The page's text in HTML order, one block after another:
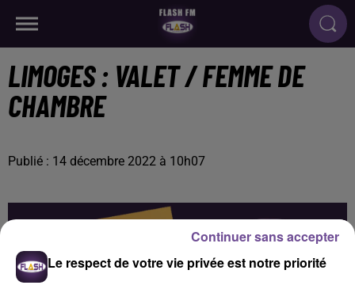
LIMOGES : VALET / FEMME DE
CHAMBRE
Publié : 14 décembre 2022 à 10h07
Le respect de votre vie privée est notre priorité
Continuer sans accepter